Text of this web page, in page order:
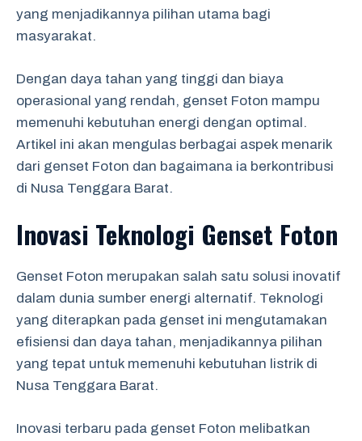
yang menjadikannya pilihan utama bagi
masyarakat.
Dengan daya tahan yang tinggi dan biaya
operasional yang rendah, genset Foton mampu
memenuhi kebutuhan energi dengan optimal.
Artikel ini akan mengulas berbagai aspek menarik
dari genset Foton dan bagaimana ia berkontribusi
di Nusa Tenggara Barat.
Inovasi Teknologi Genset Foton
Genset Foton merupakan salah satu solusi inovatif
dalam dunia sumber energi alternatif. Teknologi
yang diterapkan pada genset ini mengutamakan
efisiensi dan daya tahan, menjadikannya pilihan
yang tepat untuk memenuhi kebutuhan listrik di
Nusa Tenggara Barat.
Inovasi terbaru pada genset Foton melibatkan